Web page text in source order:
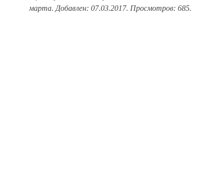
марта. Добавлен: 07.03.2017. Просмотров: 685.